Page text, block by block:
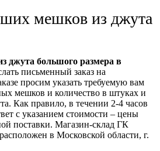
мешков из джута
джута большого размера в
письменный заказ на
просим указать требуемую вам
мешков и количество в штуках и
Как правило, в течении 2-4 часов
с указанием стоимости – цены
поставки. Магазин-склад ГК
в Московской области, г.